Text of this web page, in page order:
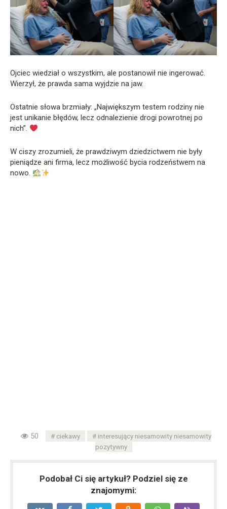
Ojciec wiedział o wszystkim, ale postanowił nie ingerować.
Wierzył, że prawda sama wyjdzie na jaw.
Ostatnie słowa brzmiały: „Największym testem rodziny nie
jest unikanie błędów, lecz odnalezienie drogi powrotnej po
nich”.
W ciszy zrozumieli, że prawdziwym dziedzictwem nie były
pieniądze ani firma, lecz możliwość bycia rodzeństwem na
nowo.
50 ciekawy
interesujący niesamowity niesamowity
pozytywny
Podobał Ci się artykuł? Podziel się ze
znajomymi: